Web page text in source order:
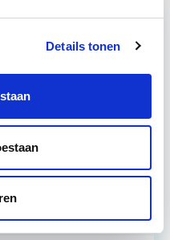
Details tonen
Bouwrecht
ongelukken
Klassikaal